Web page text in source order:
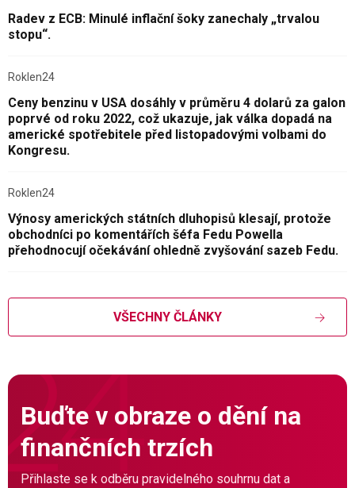
Radev z ECB: Minulé inflační šoky zanechaly „trvalou
stopu“.
Roklen24
Ceny benzinu v USA dosáhly v průměru 4 dolarů za galon
poprvé od roku 2022, což ukazuje, jak válka dopadá na
americké spotřebitele před listopadovými volbami do
Kongresu.
Roklen24
Výnosy amerických státních dluhopisů klesají, protože
obchodníci po komentářích šéfa Fedu Powella
přehodnocují očekávání ohledně zvyšování sazeb Fedu.
VŠECHNY ČLÁNKY
Buďte v obraze o dění na
finančních trzích
Přihlaste se k odběru pravidelného souhrnu dat a